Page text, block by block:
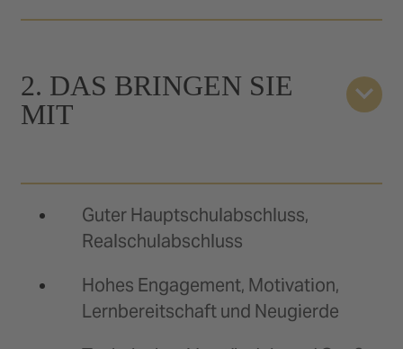
2. DAS BRINGEN SIE
MIT
Guter Hauptschulabschluss,
Realschulabschluss
Hohes Engagement, Motivation,
Lernbereitschaft und Neugierde